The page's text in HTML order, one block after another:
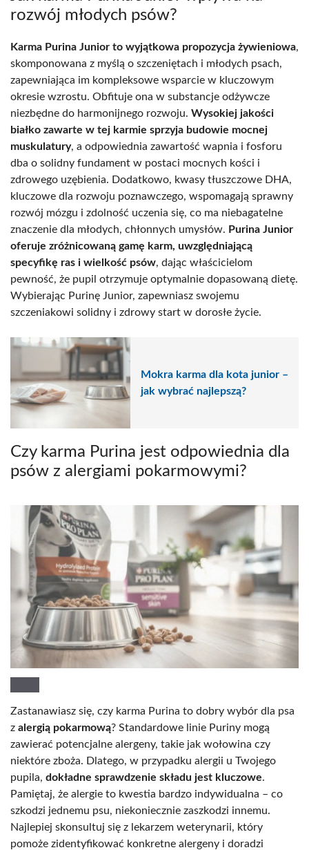
rozwój młodych psów?
Karma Purina Junior to wyjątkowa propozycja żywieniowa,
skomponowana z myślą o szczeniętach i młodych psach,
zapewniająca im kompleksowe wsparcie w kluczowym
okresie wzrostu. Obfituje ona w substancje odżywcze
niezbędne do harmonijnego rozwoju. Wysokiej jakości
białko zawarte w tej karmie sprzyja budowie mocnej
muskulatury, a odpowiednia zawartość wapnia i fosforu
dba o solidny fundament w postaci mocnych kości i
zdrowego uzębienia. Dodatkowo, kwasy tłuszczowe DHA,
kluczowe dla rozwoju poznawczego, wspomagają sprawny
rozwój mózgu i zdolność uczenia się, co ma niebagatelne
znaczenie dla młodych, chłonnych umysłów. Purina Junior
oferuje zróżnicowaną gamę karm, uwzględniającą
specyfikę ras i wielkość psów, dając właścicielom
pewność, że pupil otrzymuje optymalnie dopasowaną dietę.
Wybierając Purinę Junior, zapewniasz swojemu
szczeniakowi solidny i zdrowy start w dorosłe życie.
Mokra karma dla kota junior –
jak wybrać najlepszą?
Czy karma Purina jest odpowiednia dla
psów z alergiami pokarmowymi?
Zastanawiasz się, czy karma Purina to dobry wybór dla psa
z alergią pokarmową? Standardowe linie Puriny mogą
zawierać potencjalne alergeny, takie jak wołowina czy
niektóre zboża. Dlatego, w przypadku alergii u Twojego
pupila, dokładne sprawdzenie składu jest kluczowe.
Pamiętaj, że alergie to kwestia bardzo indywidualna – co
szkodzi jednemu psu, niekoniecznie zaszkodzi innemu.
Najlepiej skonsultuj się z lekarzem weterynarii, który
pomoże zidentyfikować konkretne alergeny i doradzi